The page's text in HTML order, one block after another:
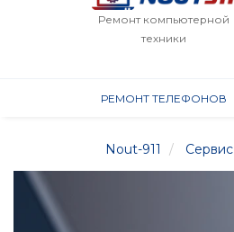
Ремонт компьютерной
техники
РЕМОНТ ТЕЛЕФОНОВ
Nout-911 Сервис